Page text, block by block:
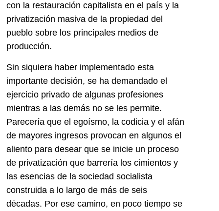
con la restauración capitalista en el país y la
privatización masiva de la propiedad del
pueblo sobre los principales medios de
producción.
Sin siquiera haber implementado esta
importante decisión, se ha demandado el
ejercicio privado de algunas profesiones
mientras a las demás no se les permite.
Parecería que el egoísmo, la codicia y el afán
de mayores ingresos provocan en algunos el
aliento para desear que se inicie un proceso
de privatización que barrería los cimientos y
las esencias de la sociedad socialista
construida a lo largo de más de seis
décadas. Por ese camino, en poco tiempo se